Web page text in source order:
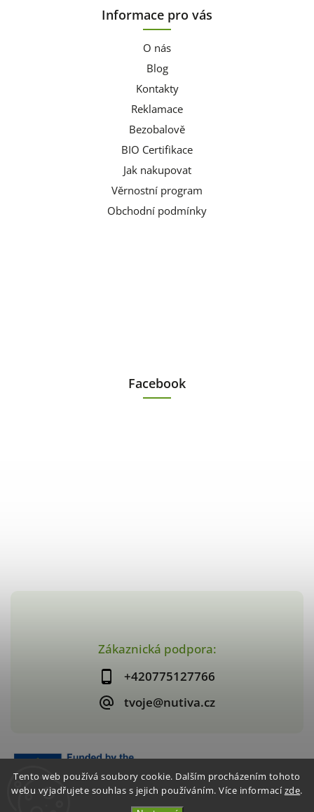
Tento web používá soubory cookie. Dalším procházením tohoto
webu vyjadřujete souhlas s jejich používáním. Více informacízde.
Zákaznická podpora:
+420775127766
tvoje@nutiva.cz
Informace pro vás
O nás
Blog
Kontakty
Reklamace
Bezobalově
BIO Certifikace
Jak nakupovat
Věrnostní program
Obchodní podmínky
Facebook